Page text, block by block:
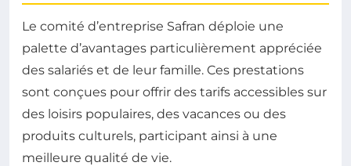
Le comité d’entreprise Safran déploie une
palette d’avantages particulièrement appréciée
des salariés et de leur famille. Ces prestations
sont conçues pour offrir des tarifs accessibles sur
des loisirs populaires, des vacances ou des
produits culturels, participant ainsi à une
meilleure qualité de vie.